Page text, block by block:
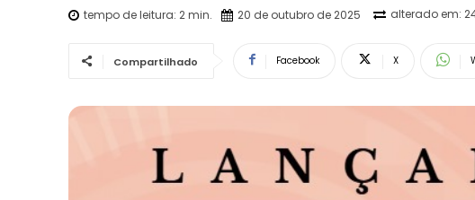
tempo de leitura: 2min. 20 de outubro de 2025 alterado em:
Compartilhado Facebook X